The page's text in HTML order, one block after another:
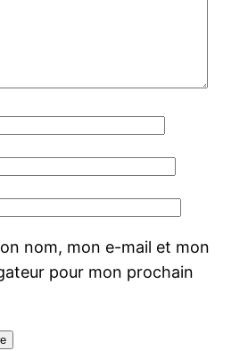
nom, mon e-mail et mon
pour mon prochain